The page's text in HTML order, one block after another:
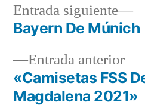
Navegación
de
entradas
Entrada anterior
«Camisetas FSS
Magdalena 2021»
Entrada siguiente
Bayern De Múnich